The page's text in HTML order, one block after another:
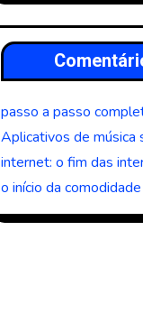
passo a passo
Aplicativos de música
internet: o fim das
o início da comodidade